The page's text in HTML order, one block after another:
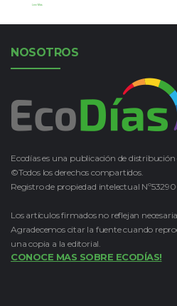
Leer Más
NOSOTROS
Ecodías es una publicación de
©Todos los derechos compartidos.
Registro de propiedad intelectual
Los artículos firmados no reflejan
Agradecemos citar la fuente cuando
una copia a la editorial.
CONOCE MAS SOBRE ECODÍAS!